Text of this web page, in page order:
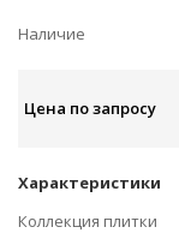
Наличие
Цена по запросу
Характеристики
Коллекция плитки